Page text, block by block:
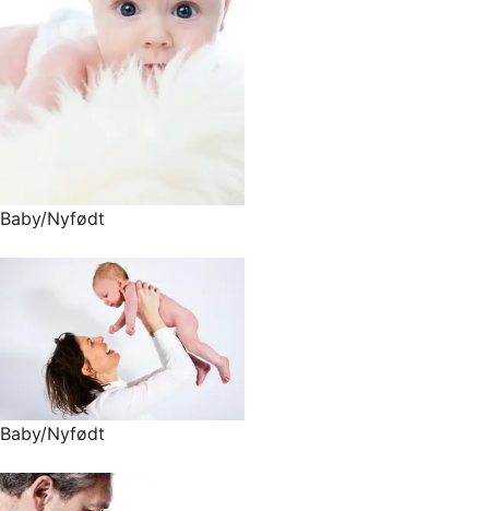
Baby/Nyfødt
Baby/Nyfødt